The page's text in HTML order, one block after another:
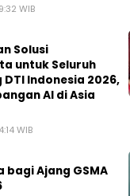
WIB
Solusi
untuk Seluruh
Indonesia 2026,
AI di Asia
WIB
bagi Ajang GSMA